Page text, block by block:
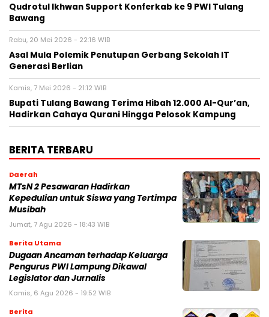
Qudrotul Ikhwan Support Konferkab ke 9 PWI Tulang
Bawang ‎
Rabu, 20 Mei 2026 - 22:16 WIB
Asal Mula Polemik Penutupan Gerbang Sekolah IT
Generasi Berlian ‎
Kamis, 7 Mei 2026 - 21:12 WIB
Bupati Tulang Bawang Terima Hibah 12.000 Al-Qur’an,
Hadirkan Cahaya Qurani Hingga Pelosok Kampung ‎
BERITA TERBARU
Daerah
MTsN 2 Pesawaran Hadirkan
Kepedulian untuk Siswa yang Tertimpa
Musibah
Jumat, 7 Agu 2026 - 18:43 WIB
Berita Utama
Dugaan Ancaman terhadap Keluarga
Pengurus PWI Lampung Dikawal
Legislator dan Jurnalis
Kamis, 6 Agu 2026 - 19:52 WIB
Berita